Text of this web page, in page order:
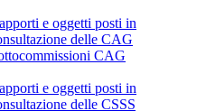
e oggetti posti in
delle CAG
CAG
e oggetti posti in
delle CSSS